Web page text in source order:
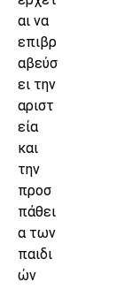
αι να
επιβρ
αβεύσ
ει την
αριστ
εία
και
την
προσ
πάθει
α των
παιδι
ών